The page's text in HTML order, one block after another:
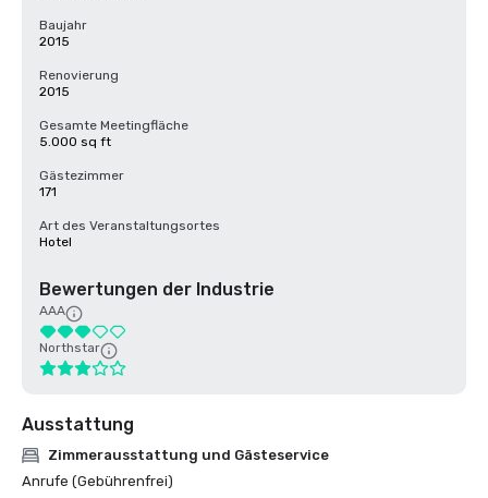
Baujahr
2015
Renovierung
2015
Gesamte Meetingfläche
5.000 sq ft
Gästezimmer
171
Art des Veranstaltungsortes
Hotel
Bewertungen der Industrie
AAA
Northstar
Ausstattung
Zimmerausstattung und Gästeservice
Anrufe (Gebührenfrei)